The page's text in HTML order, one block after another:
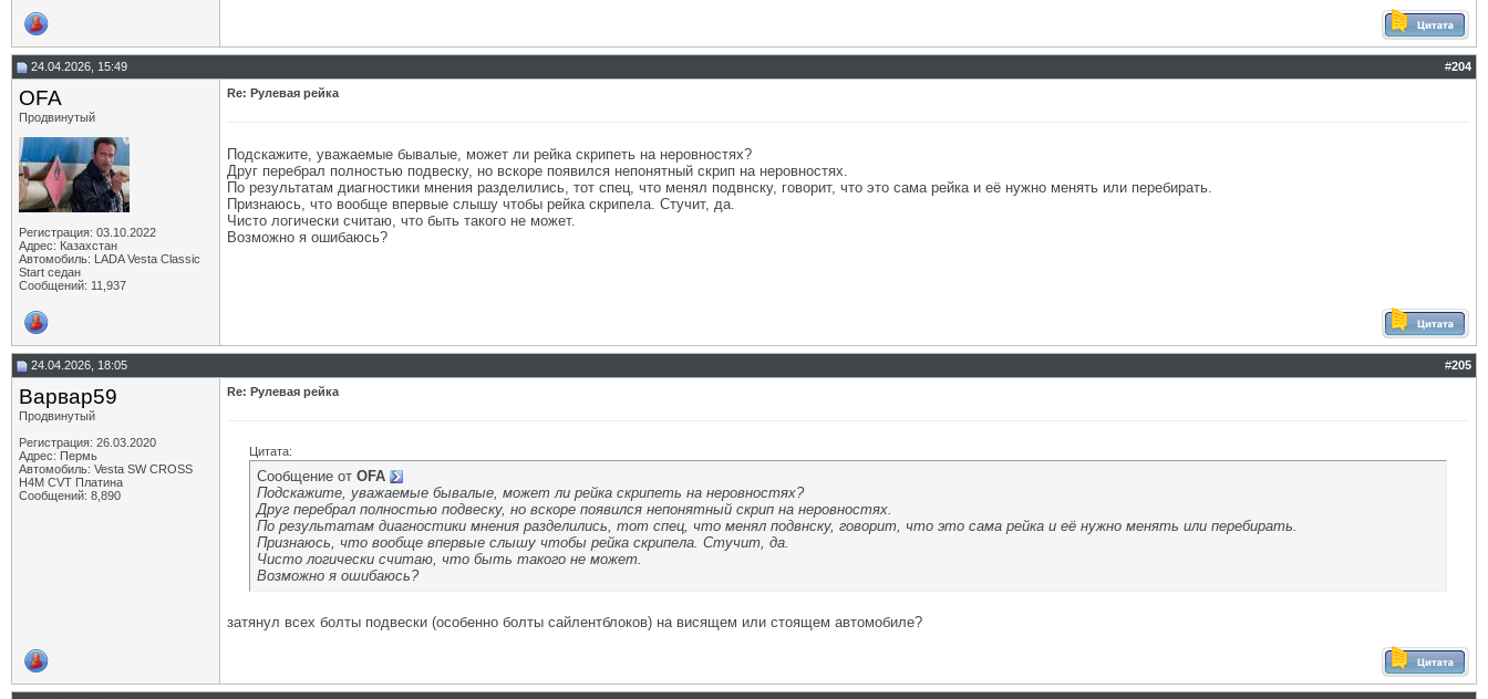
24.04.2026, 15:49 #204
OFA
Продвинутый
Регистрация: 03.10.2022
Адрес: Казахстан
Автомобиль: LADA Vesta Classic
Start седан
Сообщений: 11,937
Re: Рулевая рейка
Подскажите, уважаемые бывалые, может ли рейка скрипеть на неровностях?
Друг перебрал полностью подвеску, но вскоре появился непонятный скрип на неровностях.
По результатам диагностики мнения разделились, тот спец, что менял подвнску, говорит, что это сама рейка и её нужно менять или перебирать.
Признаюсь, что вообще впервые слышу чтобы рейка скрипела. Стучит, да.
Чисто логически считаю, что быть такого не может.
Возможно я ошибаюсь?
24.04.2026, 18:05 #205
Варвар59
Продвинутый
Регистрация: 26.03.2020
Адрес: Пермь
Автомобиль: Vesta SW CROSS
H4M CVT Платина
Сообщений: 8,890
Re: Рулевая рейка
Цитата:
Сообщение от OFA
Подскажите, уважаемые бывалые, может ли рейка скрипеть на неровностях?
Друг перебрал полностью подвеску, но вскоре появился непонятный скрип на неровностях.
По результатам диагностики мнения разделились, тот спец, что менял подвнску, говорит, что это сама рейка и её нужно менять или перебирать.
Признаюсь, что вообще впервые слышу чтобы рейка скрипела. Стучит, да.
Чисто логически считаю, что быть такого не может.
Возможно я ошибаюсь?
затянул всех болты подвески (особенно болты сайлентблоков) на висящем или стоящем автомобиле?